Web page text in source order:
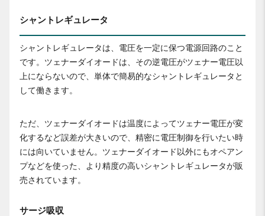
シャントレギュレータ
シャントレギュレータは、電圧を一定に保つ電源回路のこと
です。ツェナーダイオードは、その逆電圧がツェナー電圧以
上にならないので、単体で簡易的なシャントレギュレータと
して働きます。
ただ、ツェナーダイオードは温度によってツェナー電圧が変
化するなど誤差が大きいので、精密に電圧制御を行いたい時
には向いていません。ツェナーダイオード以外にもオペアン
プなどを使った、より精度の高いシャントレギュレータが販
売されています。
サージ吸収